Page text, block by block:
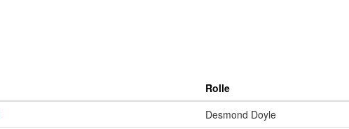
Rolle
Desmond Doyle